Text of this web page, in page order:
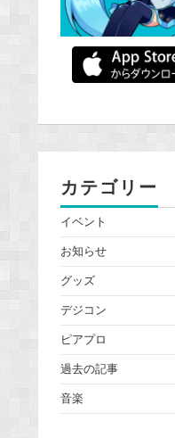
カテゴリー
イベント
お知らせ
グッズ
デジコン
ピアプロ
過去の記事
音楽